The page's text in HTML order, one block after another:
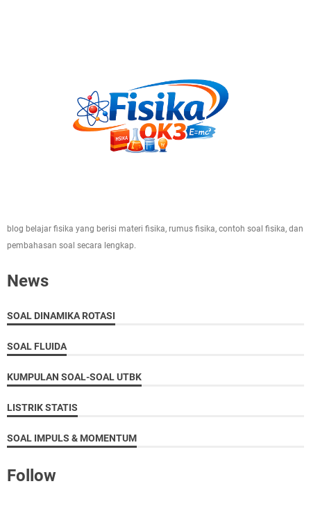
blog belajar fisika yang berisi materi fisika, rumus fisika, contoh soal fisika, dan
pembahasan soal secara lengkap.
News
SOAL DINAMIKA ROTASI
SOAL FLUIDA
KUMPULAN SOAL-SOAL UTBK
LISTRIK STATIS
SOAL IMPULS & MOMENTUM
Follow